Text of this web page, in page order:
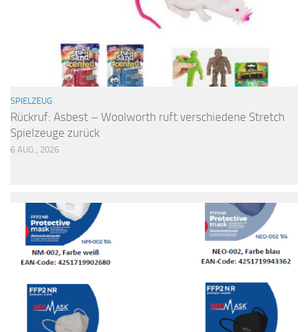
SPIELZEUG
Rückruf: Asbest – Woolworth ruft verschiedene Stretch
Spielzeuge zurück
6 AUG., 2026